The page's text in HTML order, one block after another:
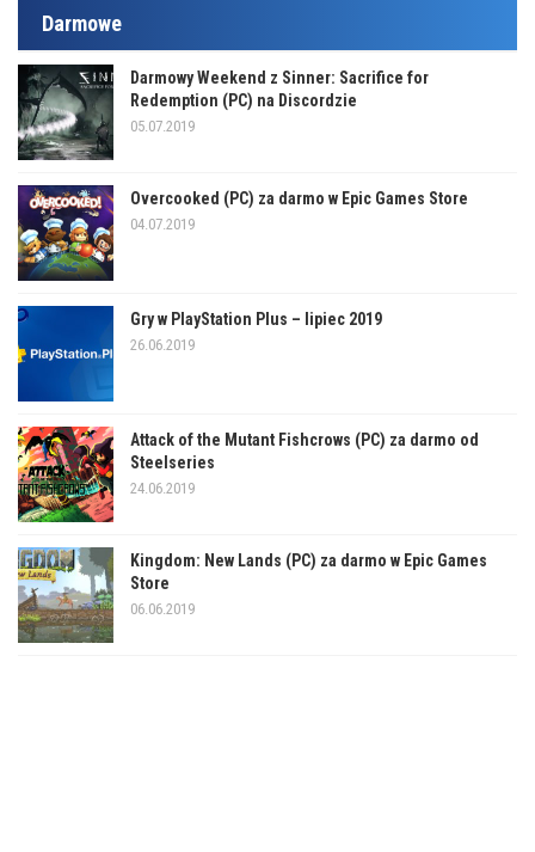
Darmowe
Darmowy Weekend z Sinner: Sacrifice for
Redemption (PC) na Discordzie
05.07.2019
Overcooked (PC) za darmo w Epic Games Store
04.07.2019
Gry w PlayStation Plus – lipiec 2019
26.06.2019
Attack of the Mutant Fishcrows (PC) za darmo od
Steelseries
24.06.2019
Kingdom: New Lands (PC) za darmo w Epic Games
Store
06.06.2019